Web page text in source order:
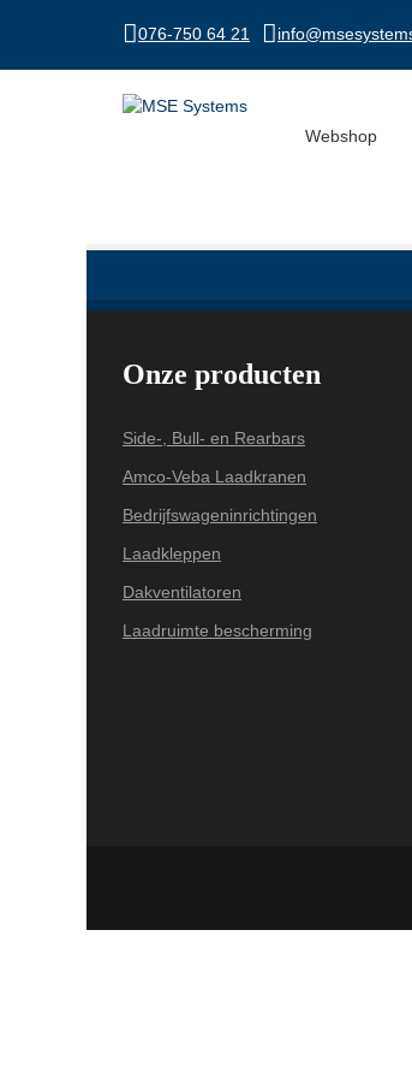
076-750 64 21
Webshop
12
Onze producten
Side-, Bull- en Rearbars
Amco-Veba Laadkranen
Bedrijfswageninrichtingen
Laadkleppen
Dakventilatoren
Laadruimte bescherming